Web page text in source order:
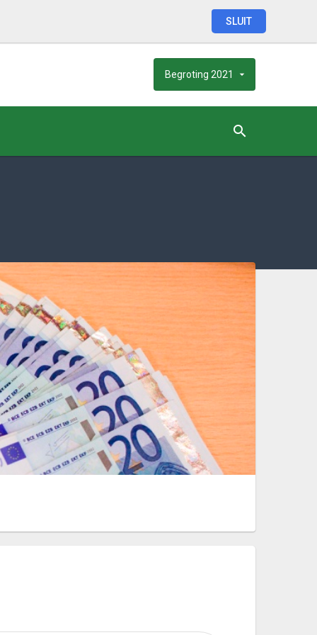
Begroting 2021
SLUIT